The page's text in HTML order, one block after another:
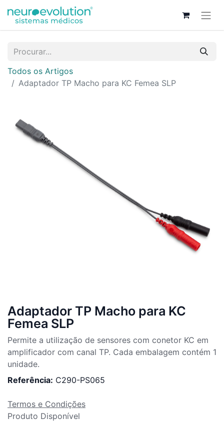
Todos os Artigos
Adaptador TP Macho para KC Femea SLP
Adaptador TP Macho para KC
Femea SLP
Permite a utilização de sensores com conetor KC em
amplificador com canal TP. Cada embalagem contém 1
unidade.
Referência: C290-PS065
Termos e Condições
Produto Disponível